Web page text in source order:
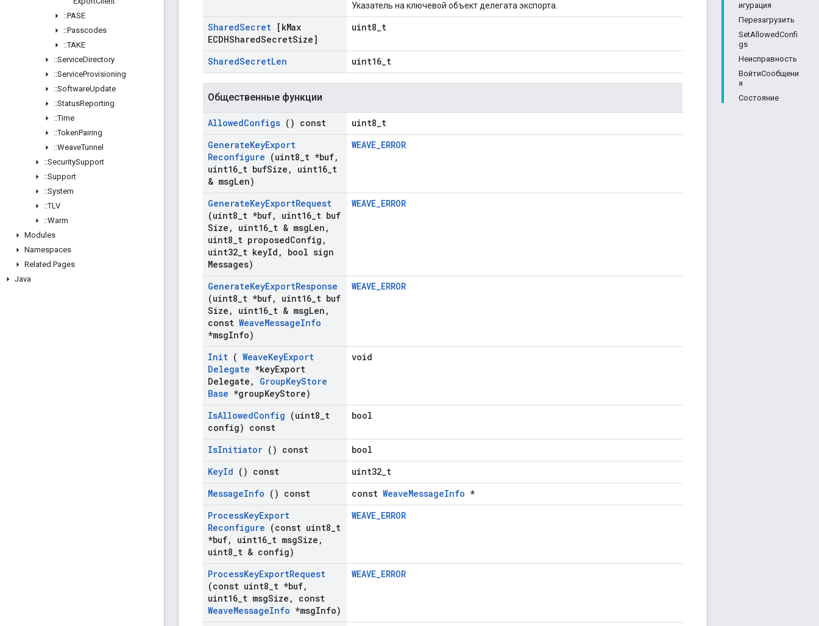
::PASE
::Passcodes
::TAKE
::ServiceDirectory
::ServiceProvisioning
::SoftwareUpdate
::StatusReporting
::Time
::TokenPairing
::WeaveTunnel
::SecuritySupport
::Support
::System
::TLV
::Warm
Modules
Namespaces
Related Pages
Java
игурация
Перезагрузить
SetAllowedConfi
gs
Неисправность
ВойтиСообщени
я
Состояние
Указатель на ключевой объект делегата экспорта.
SharedSecret [kMax
ECDHSharedSecretSize]
uint8_t
SharedSecretLen uint16_t
Общественные функции
AllowedConfigs () const
uint8_t
GenerateKeyExport
Reconfigure (uint8 t *buf,
uint16 t bufSize , uint16 t
& msgLen)
WEAVE_ERROR
GenerateKeyExportRequest
(uint8 t *buf, uint16 t buf
Size , uint16 t & msgLen ,
uint8 t proposedConfig ,
uint32 t keyId ,
bool sign
Messages)
WEAVE_ERROR
GenerateKeyExportResponse
(uint8 t *buf, uint16 t buf
Size , uint16 t & msgLen ,
const WeaveMessageInfo
*msgInfo)
WEAVE_ERROR
Init ( WeaveKeyExport
Delegate *keyExport
Delegate , GroupKeyStore
Base *groupKeyStore)
void
IsAllowedConfig (uint8 t
config) const
bool
IsInitiator () const
bool
KeyId () const
uint32_t
MessageInfo () const const WeaveMessageInfo *
ProcessKeyExport
Reconfigure (const uint8 t
*buf, uint16 t msgSize ,
uint8 t & config)
WEAVE_ERROR
ProcessKeyExportRequest
(const uint8 t *buf,
uint16 t msgSize ,
const
WeaveMessageInfo *msgInfo)
WEAVE_ERROR